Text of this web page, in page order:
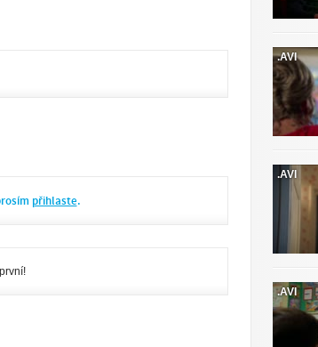
přihlaste.
.AVI
.AVI
.AVI